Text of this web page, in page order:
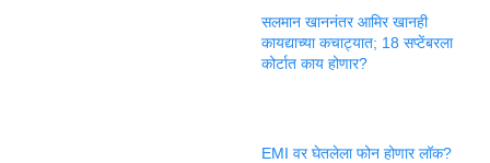
सलमान खाननंतर आमिर खानही
कायद्याच्या कचाट्यात; 18 सप्टेंबरला
कोर्टात काय होणार?
EMI वर घेतलेला फोन होणार लॉक?